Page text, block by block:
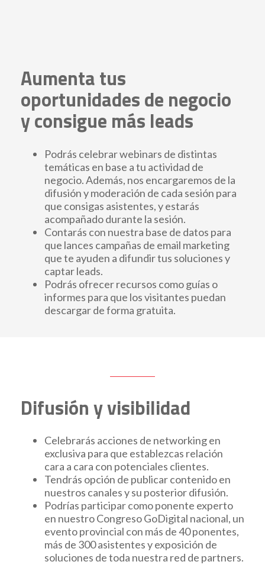
Aumenta tus
oportunidades de negocio
y consigue más leads
Podrás celebrar webinars de distintas
temáticas en base a tu actividad de
negocio. Además, nos encargaremos de la
difusión y moderación de cada sesión para
que consigas asistentes, y estarás
acompañado durante la sesión.
Contarás con nuestra base de datos para
que lances campañas de email marketing
que te ayuden a difundir tus soluciones y
captar leads.
Podrás ofrecer recursos como guías o
informes para que los visitantes puedan
descargar de forma gratuita.
Difusión y visibilidad
Celebrarás acciones de networking en
exclusiva para que establezcas relación
cara a cara con potenciales clientes.
Tendrás opción de publicar contenido en
nuestros canales y su posterior difusión.
Podrías participar como ponente experto
en nuestro Congreso GoDigital nacional, un
evento provincial con más de 40 ponentes,
más de 300 asistentes y exposición de
soluciones de toda nuestra red de partners.